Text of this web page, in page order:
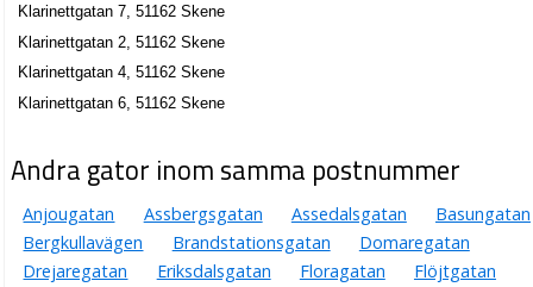
Klarinettgatan 7, 51162 Skene
Klarinettgatan 2, 51162 Skene
Klarinettgatan 4, 51162 Skene
Klarinettgatan 6, 51162 Skene
Andra gator inom samma postnummer
Anjougatan Assbergsgatan Assedalsgatan
Basungatan
Bergkullavägen
Brandstationsgatan
Domaregatan
Drejaregatan
Eriksdalsgatan Floragatan
Flöjtgatan